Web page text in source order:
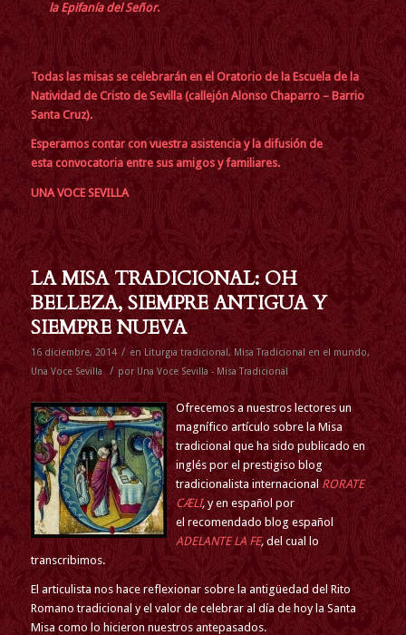
la Epifanía del Señor.
Todas las misas se celebrarán en el Oratorio de la Escuela de la
Natividad de Cristo de Sevilla (callejón Alonso Chaparro – Barrio
Santa Cruz).
Esperamos contar con vuestra asistencia y la difusión de
esta convocatoria entre sus amigos y familiares.
UNA VOCE SEVILLA
LA MISA TRADICIONAL: OH
BELLEZA, SIEMPRE ANTIGUA Y
SIEMPRE NUEVA
16 diciembre, 2014 / en Liturgia tradicional, Misa Tradicional en el mundo,
Una Voce Sevilla
/ por Una Voce Sevilla - Misa Tradicional
Ofrecemos a nuestros lectores un
magnífico artículo sobre la Misa
tradicional que ha sido publicado en
inglés por el prestigiso blog
tradicionalista internacional RORATE
CÆLI,y en español por
el recomendado blog español
ADELANTE LA FE, del cual lo
transcribimos.
El articulista nos hace reflexionar sobre la antigüedad del Rito
Romano tradicional y el valor de celebrar al día de hoy la Santa
Misa como lo hicieron nuestros antepasados.